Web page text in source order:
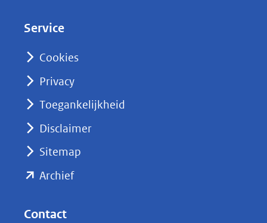
nieuw
naar
Service
Cookies
Privacy
Toegankelijkheid
Disclaimer
Sitemap
Archief(opent
Contact